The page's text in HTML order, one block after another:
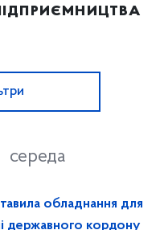
середа
обладнання для
державного кордону